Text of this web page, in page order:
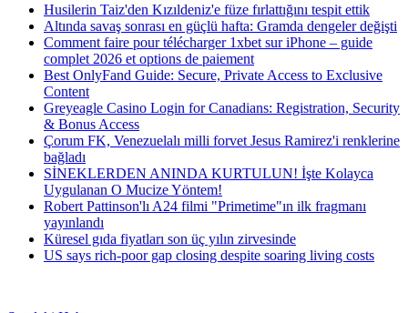
Husilerin Taiz'den Kızıldeniz'e füze fırlattığını tespit ettik
Altında savaş sonrası en güçlü hafta: Gramda dengeler değişti
Comment faire pour télécharger 1xbet sur iPhone – guide
complet 2026 et options de paiement
Best OnlyFand Guide: Secure, Private Access to Exclusive
Content
Greyeagle Casino Login for Canadians: Registration, Security
& Bonus Access
Çorum FK, Venezuelalı milli forvet Jesus Ramirez'i renklerine
bağladı
SİNEKLERDEN ANINDA KURTULUN! İşte Kolayca
Uygulanan O Mucize Yöntem!
Robert Pattinson'lı A24 filmi "Primetime"ın ilk fragmanı
yayınlandı
Küresel gıda fiyatları son üç yılın zirvesinde
US says rich-poor gap closing despite soaring living costs